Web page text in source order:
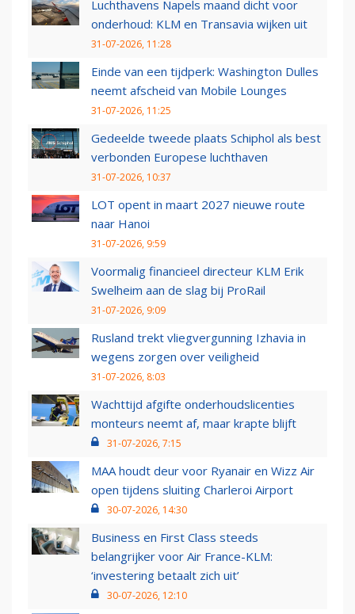
Luchthavens Napels maand dicht voor
onderhoud: KLM en Transavia wijken uit
31-07-2026, 11:28
Einde van een tijdperk: Washington Dulles
neemt afscheid van Mobile Lounges
31-07-2026, 11:25
Gedeelde tweede plaats Schiphol als best
verbonden Europese luchthaven
31-07-2026, 10:37
LOT opent in maart 2027 nieuwe route
naar Hanoi
31-07-2026, 9:59
Voormalig financieel directeur KLM Erik
Swelheim aan de slag bij ProRail
31-07-2026, 9:09
Rusland trekt vliegvergunning Izhavia in
wegens zorgen over veiligheid
31-07-2026, 8:03
Wachttijd afgifte onderhoudslicenties
monteurs neemt af, maar krapte blijft
31-07-2026, 7:15
MAA houdt deur voor Ryanair en Wizz Air
open tijdens sluiting Charleroi Airport
30-07-2026, 14:30
Business en First Class steeds
belangrijker voor Air France-KLM:
‘investering betaalt zich uit’
30-07-2026, 12:10